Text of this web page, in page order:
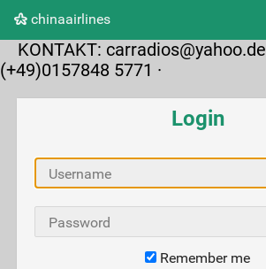
chinaairlines
Tag cloud Picture wall Daily
KONTAKT: carradios@yahoo.de
(+49)0157848 5771 ·
Login
Remember me